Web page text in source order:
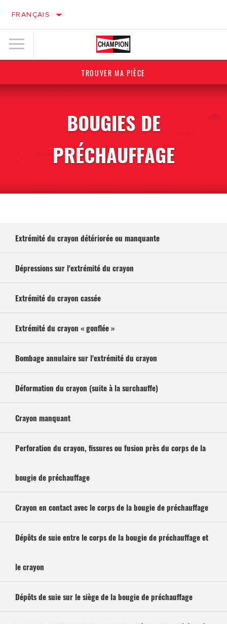
FRANÇAIS
TROUVER MA PIÈCE
BOUGIES DE
PRÉCHAUFFAGE
Extrémité du crayon détériorée ou manquante
Dépressions sur l'extrémité du crayon
Extrémité du crayon cassée
Extrémité du crayon « gonflée »
Bombage annulaire sur l'extrémité du crayon
Déformation du crayon (suite à la surchauffe)
Crayon manquant
Perforation du crayon, fissures ou fusion près du corps de la
bougie de préchauffage
Crayon en contact avec le corps de la bougie de préchauffage
Dépôts de suie entre le corps de la bougie de préchauffage et
le crayon
Dépôts de suie sur le siège de la bougie de préchauffage